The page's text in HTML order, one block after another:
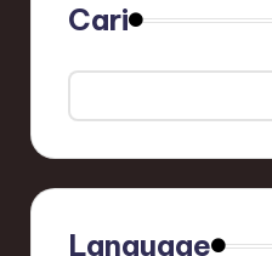
Cari
Language